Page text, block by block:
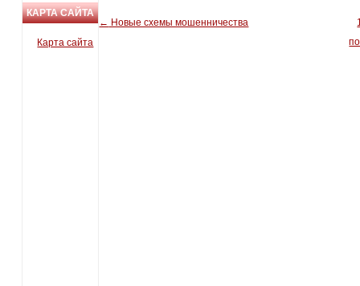
КАРТА САЙТА
Карта сайта
Навигация по записям
← Новые схемы мошенничества